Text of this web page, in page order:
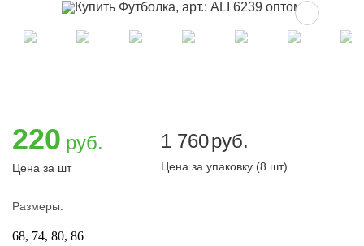
220 руб.
Цена за шт
1 760руб.
Цена за упаковку (8 шт)
Размеры:
68 74 80 86